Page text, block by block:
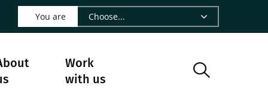
- CIRAD
Facebook - CIRAD
us on Instagram - CIRAD
us on Youtube - CIRAD
Follow us on Bluesky - CIRAD
page Contact us - CIRAD
to page RSS - CIRAD
You are
Work
with us